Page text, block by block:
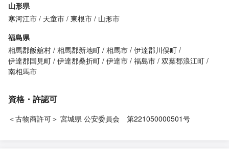
山形県
寒河江市
天童市 東根市
山形市
福島県
相馬郡飯舘村 相馬郡新地町 相馬市 伊達郡川俣町
伊達郡国見町 伊達郡桑折町 伊達市 福島市 双葉郡浪江町
南相馬市
資格・許認可
＜古物商許可＞ 宮城県 公安委員会 第221050000501号